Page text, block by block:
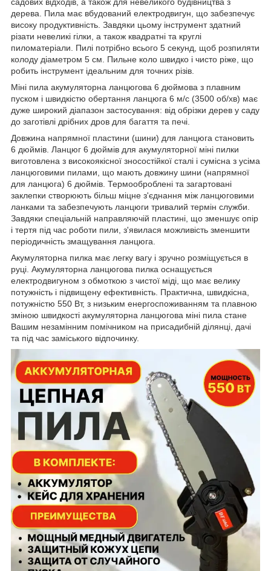
дерева. Пила має вбудований електродвигун, що забезпечує
високу продуктивність. Завдяки цьому інструмент здатний
різати невеликі гілки, а також квадратні та круглі
пиломатеріали. Пилі потрібно всього 5 секунд, щоб розпиляти
колоду діаметром 5 см. Пильне коло швидко і чисто ріже, що
робить інструмент ідеальним для точних різів.
Міні пила акумуляторна ланцюгова 6 дюймова з плавним
пуском і швидкістю обертання ланцюга 6 м/с (3500 об/хв) має
дуже широкий діапазон застосування: від обрізки дерев у саду
до заготівлі дрібних дров для багаття та печі.
Довжина напрямної пластини (шини) для ланцюга становить
6 дюймів. Ланцюг 6 дюймів для акумуляторної міні пилки
виготовлена з високоякісної зносостійкої сталі і сумісна з усіма
ланцюговими пилами, що мають довжину шини (напрямної
для ланцюга) 6 дюймів. Термооброблені та загартовані
заклепки створюють більш міцне з'єднання між ланцюговими
ланками та забезпечують ланцюги тривалий термін служби.
Завдяки спеціальній направляючій пластині, що зменшує опір
і тертя під час роботи пили, з'явилася можливість зменшити
періодичність змащування ланцюга.
Акумуляторна пилка має легку вагу і зручно розміщується в
руці. Акумуляторна ланцюгова пилка оснащується
електродвигуном з обмоткою з чистої міді, що має велику
потужність і підвищену ефективність. Практична, швидкісна,
потужністю 550 Вт, з низьким енергоспоживанням та плавною
зміною швидкості акумуляторна ланцюгова міні пила стане
Вашим незамінним помічником на присадибній ділянці, дачі
та під час заміського відпочинку.